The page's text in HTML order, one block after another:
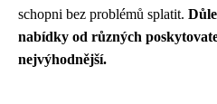
schopni bez problémů splatit.
nabídky od různých
nejvýhodnější.